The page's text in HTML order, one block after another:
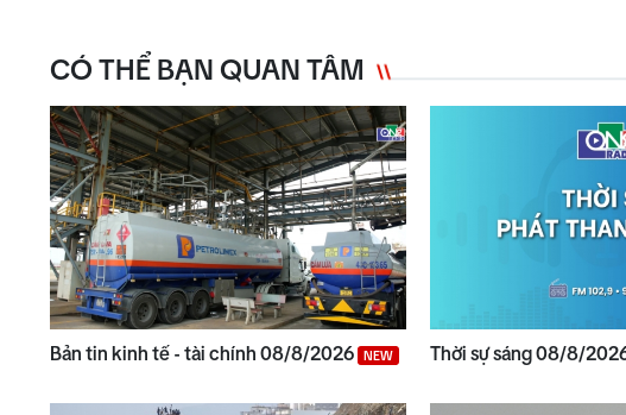
CÓ THỂ BẠN QUAN TÂM
Bản tin kinh tế - tài chính 08/8/2026 NEW Thời sự sáng 08/8/